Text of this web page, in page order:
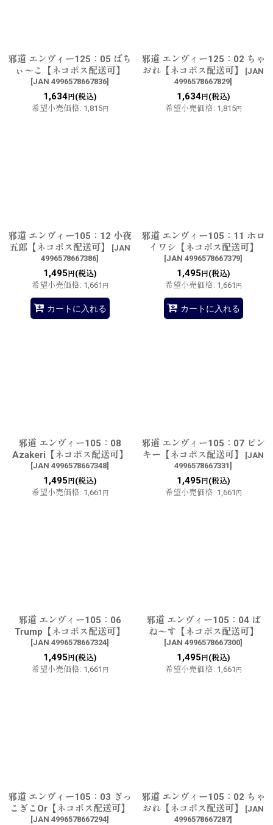
邪道 エンヴィー125：05 ばち
ぃ〜こ【ネコポス配送可】
[JAN 4996578667836]
1,634円(税込)
希望小売価格: 1,815円
邪道 エンヴィー125：02 ちゃ
おれ【ネコポス配送可】
[JAN
4996578667829]
1,634円(税込)
希望小売価格: 1,815円
邪道 エンヴィー105：12 小夜
五郎【ネコポス配送可】
[JAN
4996578667386]
1,495 円(税込)
希望小売価格: 1,661 円
カートに入れる
邪道 エンヴィー105：11 ホロ
イワシ【ネコポス配送可】
[JAN 4996578667379]
1,495 円(税込)
希望小売価格: 1,661 円
カートに入れる
邪道 エンヴィー105：08
Azakeri【ネコポス配送可】
[JAN 4996578667348]
1,495 円(税込)
希望小売価格: 1,661 円
邪道 エンヴィー105：07 ピン
キー【ネコポス配送可】
[JAN
4996578667331]
1,495 円(税込)
希望小売価格: 1,661 円
邪道 エンヴィー105：06
Trump【ネコポス配送可】
[JAN 4996578667324]
1,495 円(税込)
希望小売価格: 1,661 円
邪道 エンヴィー105：04 ぱ
ね〜す【ネコポス配送可】
[JAN 4996578667300]
1,495 円(税込)
希望小売価格: 1,661 円
邪道 エンヴィー105：03 ぎっ
こぎこOr【ネコポス配送可】
[JAN 4996578667294]
邪道 エンヴィー105：02 ちゃ
おれ【ネコポス配送可】
[JAN
4996578667287]